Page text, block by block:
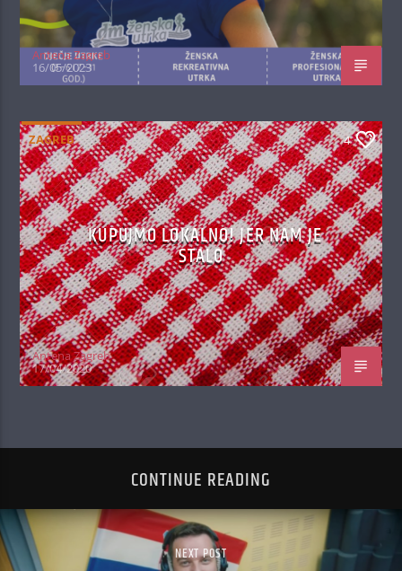
Antena Zagreb
16/05/2023
ZAGREB 4
KUPUJMO LOKALNO! JER NAM JE
STALO
Antena Zagreb
17/04/2020
CONTINUE READING
NEXT POST